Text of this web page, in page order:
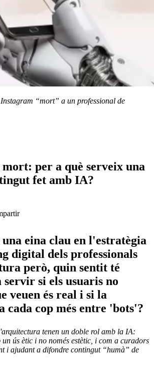
“mort” a un professional de
per a què serveix una
fet amb IA?
eina clau en l'estratègia
digital dels professionals
però, quin sentit té
si els usuaris no
veuen és real i si la
cada cop més entre 'bots'?
tenen un doble rol amb la IA:
ús ètic i no només estètic, i com a curadors
i ajudant a difondre contingut “humà” de